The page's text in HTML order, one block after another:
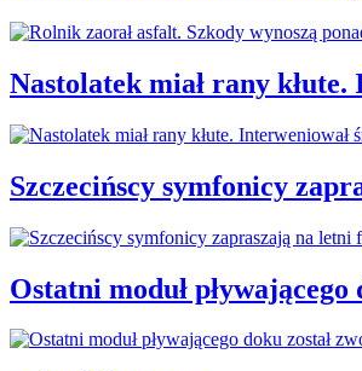
Nastolatek miał rany kłute.
Szczecińscy symfonicy
Ostatni moduł